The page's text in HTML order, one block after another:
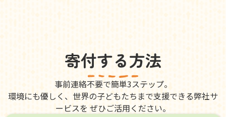
寄付する方法
事前連絡不要で簡単3ステップ。
環境にも優しく、世界の子どもたちまで支援できる弊社サ
ービスを ぜひご活用ください。